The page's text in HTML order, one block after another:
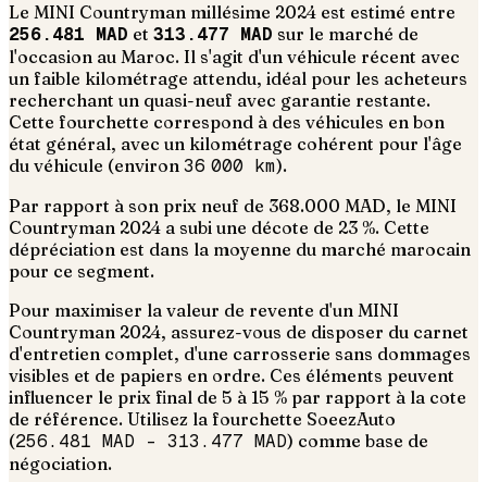
Le MINI Countryman millésime 2024 est estimé entre
256.481 MAD et 313.477 MAD sur le marché de
l'occasion au Maroc. Il s'agit d'un véhicule récent avec
un faible kilométrage attendu, idéal pour les acheteurs
recherchant un quasi-neuf avec garantie restante.
Cette fourchette correspond à des véhicules en bon
état général, avec un kilométrage cohérent pour l'âge
du véhicule (environ 36 000 km).
Par rapport à son prix neuf de 368.000 MAD, le MINI
Countryman 2024 a subi une décote de 23 %. Cette
dépréciation est dans la moyenne du marché marocain
pour ce segment.
Pour maximiser la valeur de revente d'un MINI
Countryman 2024, assurez-vous de disposer du carnet
d'entretien complet, d'une carrosserie sans dommages
visibles et de papiers en ordre. Ces éléments peuvent
influencer le prix final de 5 à 15 % par rapport à la cote
de référence. Utilisez la fourchette SoeezAuto
(256.481 MAD – 313.477 MAD) comme base de
négociation.